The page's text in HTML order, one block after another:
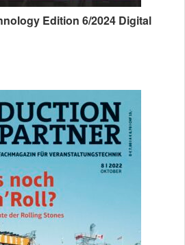
Edition 6/2024 Digital